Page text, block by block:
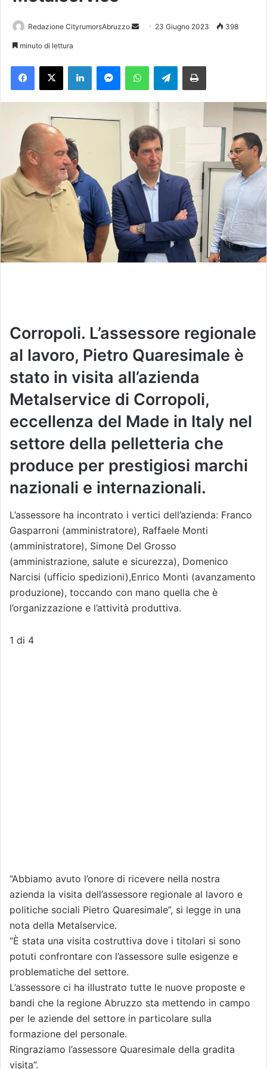
Redazione CityrumorsAbruzzo
a
'
e
m
23 Giugno 2023 398
minuto di lettura
Telegram
Corropoli. L’assessore regionale
al lavoro, Pietro Quaresimale è
stato in visita all’azienda
Metalservice di Corropoli,
eccellenza del Made in Italy nel
settore della pelletteria che
produce per prestigiosi marchi
nazionali e internazionali.
L’assessore ha incontrato i vertici dell’azienda: Franco
Gasparroni (amministratore), Raffaele Monti
(amministratore), Simone Del Grosso
(amministrazione, salute e sicurezza), Domenico
Narcisi (ufficio spedizioni),Enrico Monti (avanzamento
produzione), toccando con mano quella che è
l’organizzazione e l’attività produttiva.
1 di 4
“Abbiamo avuto l’onore di ricevere nella nostra
azienda la visita dell’assessore regionale al lavoro e
politiche sociali Pietro Quaresimale”, si legge in una
nota della Metalservice.
“È stata una visita costruttiva dove i titolari si sono
potuti confrontare con l’assessore sulle esigenze e
problematiche del settore.
L’assessore ci ha illustrato tutte le nuove proposte e
bandi che la regione Abruzzo sta mettendo in campo
per le aziende del settore in particolare sulla
formazione del personale.
Ringraziamo l’assessore Quaresimale della gradita
visita”.